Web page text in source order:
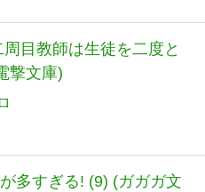
目教師は生徒を二度と
撃文庫)
多すぎる! (9) (ガガガ文